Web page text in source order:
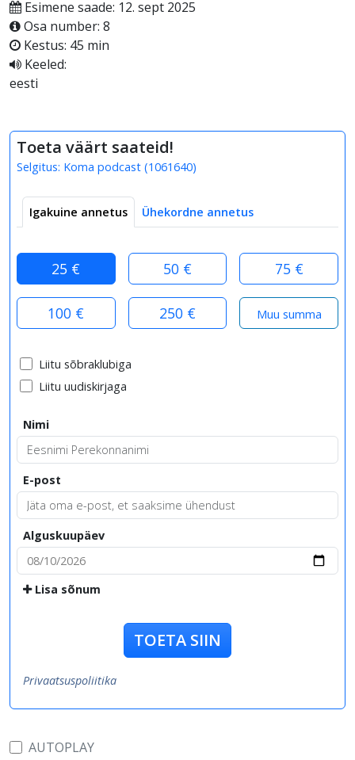
Esimene saade: 12. sept 2025
Osa number: 8
Kestus: 45 min
Keeled:
eesti
Toeta väärt saateid!
Selgitus: Koma podcast (1061640)
Igakuine annetus Ühekordne annetus
25 € 50 € 75 €
100 € 250 €
Liitu sõbraklubiga
Liitu uudiskirjaga
Nimi
E-post
Alguskuupäev
Lisa sõnum
TOETA SIIN
Privaatsuspoliitika
AUTOPLAY